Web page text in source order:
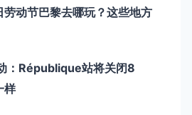
动节巴黎去哪玩？这些地方
：République站将关闭8
样